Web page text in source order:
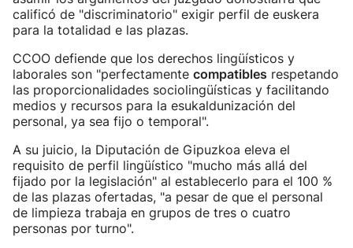
calificó de "discriminatorio" exigir perfil de euskera
para la totalidad e las plazas.
CCOO defiende que los derechos lingüísticos y
laborales son "perfectamente compatibles respetando
las proporcionalidades sociolingüísticas y facilitando
medios y recursos para la esukaldunización del
personal, ya sea fijo o temporal".
A su juicio, la Diputación de Gipuzkoa eleva el
requisito de perfil lingüístico "mucho más allá del
fijado por la legislación" al establecerlo para el 100 %
de las plazas ofertadas, "a pesar de que el personal
de limpieza trabaja en grupos de tres o cuatro
personas por turno".